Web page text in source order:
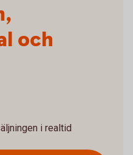
och
i realtid